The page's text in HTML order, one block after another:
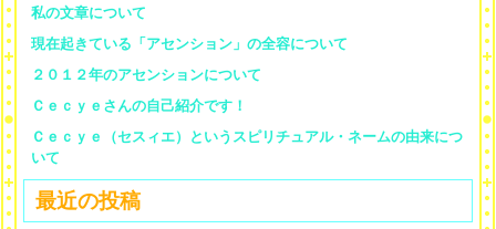
私の文章について
現在起きている「アセンション」の全容について
２０１２年のアセンションについて
Ｃｅｃｙｅさんの自己紹介です！
Ｃｅｃｙｅ（セスィエ）というスピリチュアル・ネームの由来につ
いて
最近の投稿